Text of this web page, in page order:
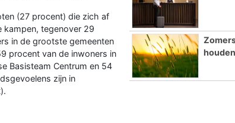
(27 procent) die zich af
kampen, tegenover 29
in de grootste gemeenten
procent van de inwoners in
Basisteam Centrum en 54
zijn in